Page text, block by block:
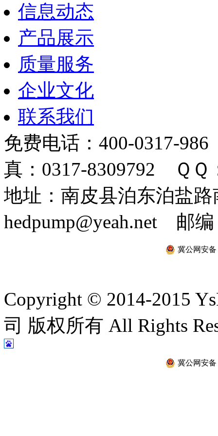
信息动态
产品展示
质量服务
企业文化
联系我们
免费电话：400-0317-
真：0317-8309792 ＱＱ
地址：南皮县泊东泊盐
hedpump@yeah.net 邮编
冀公网安备
Copyright © 2014-2015
司 版权所有 All Rights
冀公网安备